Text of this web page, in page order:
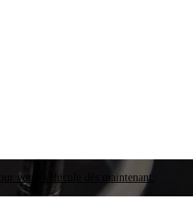
votre véhicule dès maintenant.